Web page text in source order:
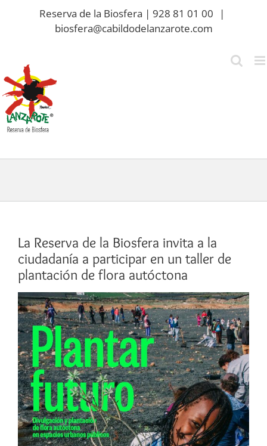
Reserva de la Biosfera | 928 81 01 00
|
biosfera@cabildodelanzarote.com
La Reserva de la Biosfera invita a la
ciudadanía a participar en un taller de
plantación de flora autóctona
Ver
imagen
más
grande